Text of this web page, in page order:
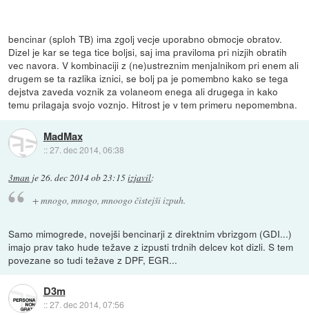
bencinar (sploh TB) ima zgolj vecje uporabno obmocje obratov.
Dizel je kar se tega tice boljsi, saj ima praviloma pri nizjih obratih
vec navora. V kombinaciji z (ne)ustreznim menjalnikom pri enem ali
drugem se ta razlika iznici, se bolj pa je pomembno kako se tega
dejstva zaveda voznik za volaneom enega ali drugega in kako
temu prilagaja svojo voznjo. Hitrost je v tem primeru nepomembna.
MadMax
::27. dec 2014, 06:38
3man je 26. dec 2014 ob 23:15izjavil:
+ mnogo, mnogo, mnoogo čistejši izpuh.
Samo mimogrede, novejši bencinarji z direktnim vbrizgom (GDI...)
imajo prav tako hude težave z izpusti trdnih delcev kot dizli. S tem
povezane so tudi težave z DPF, EGR...
D3m
::27. dec 2014, 07:56